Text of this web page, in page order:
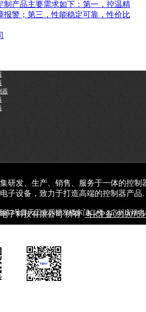
制产品主要需求如下：第一，控温精
报警；第三，性能稳定可靠，性价比
器
路3号普天工业园研发楼东门二楼（广州庆瑞
研发、生产、销售、服务于一体的控
子设备，致力于打造高端的控制器产品.
子科技有限公司 所有粤ICP备